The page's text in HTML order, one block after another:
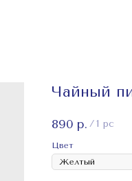
Чайный
890 р. /1 pc
Цвет